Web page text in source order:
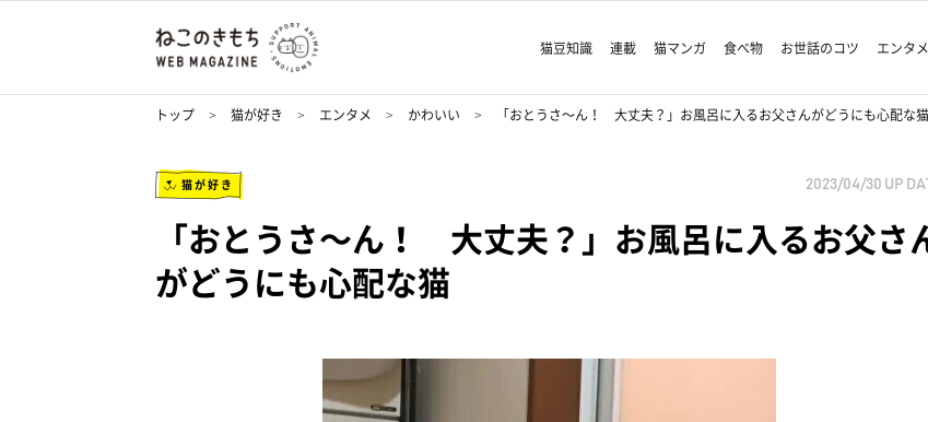
猫豆知識 連載 猫マンガ 食べ物 お世話のコツ エンタメ
トップ 猫が好き エンタメ かわいい 「おとうさ～ん！ 大丈夫？」お風呂に入るお父さんがどうにも心配な猫
猫が好き 2023/04/30 UP
「おとうさ～ん！ 大丈夫？」お風呂に入るお父さ
がどうにも心配な猫